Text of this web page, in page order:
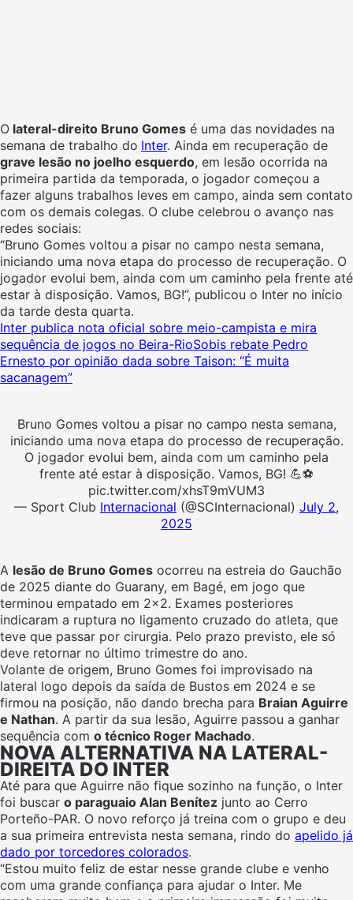
O lateral-direito Bruno Gomes é uma das novidades na
semana de trabalho do Inter. Ainda em recuperação de
grave lesão no joelho esquerdo, em lesão ocorrida na
primeira partida da temporada, o jogador começou a
fazer alguns trabalhos leves em campo, ainda sem contato
com os demais colegas. O clube celebrou o avanço nas
redes sociais:
“Bruno Gomes voltou a pisar no campo nesta semana,
iniciando uma nova etapa do processo de recuperação. O
jogador evolui bem, ainda com um caminho pela frente até
estar à disposição. Vamos, BG!”, publicou o Inter no início
da tarde desta quarta.
Inter publica nota oficial sobre meio-campista e mira
sequência de jogos no Beira-RioSobis rebate Pedro
Ernesto por opinião dada sobre Taison: “É muita
sacanagem”
Bruno Gomes voltou a pisar no campo nesta semana,
iniciando uma nova etapa do processo de recuperação.
O jogador evolui bem, ainda com um caminho pela
frente até estar à disposição. Vamos, BG! 💪⚽️
pic.twitter.com/xhsT9mVUM3
— Sport Club Internacional (@SCInternacional) July 2,
2025
A lesão de Bruno Gomes ocorreu na estreia do Gauchão
de 2025 diante do Guarany, em Bagé, em jogo que
terminou empatado em 2×2. Exames posteriores
indicaram a ruptura no ligamento cruzado do atleta, que
teve que passar por cirurgia. Pelo prazo previsto, ele só
deve retornar no último trimestre do ano.
Volante de origem, Bruno Gomes foi improvisado na
lateral logo depois da saída de Bustos em 2024 e se
firmou na posição, não dando brecha para Braian Aguirre
e Nathan. A partir da sua lesão, Aguirre passou a ganhar
sequência com o técnico Roger Machado.
NOVA ALTERNATIVA NA LATERAL-
DIREITA DO INTER
Até para que Aguirre não fique sozinho na função, o Inter
foi buscar o paraguaio Alan Benítez junto ao Cerro
Porteño-PAR. O novo reforço já treina com o grupo e deu
a sua primeira entrevista nesta semana, rindo do apelido já
dado por torcedores colorados.
“Estou muito feliz de estar nesse grande clube e venho
com uma grande confiança para ajudar o Inter. Me